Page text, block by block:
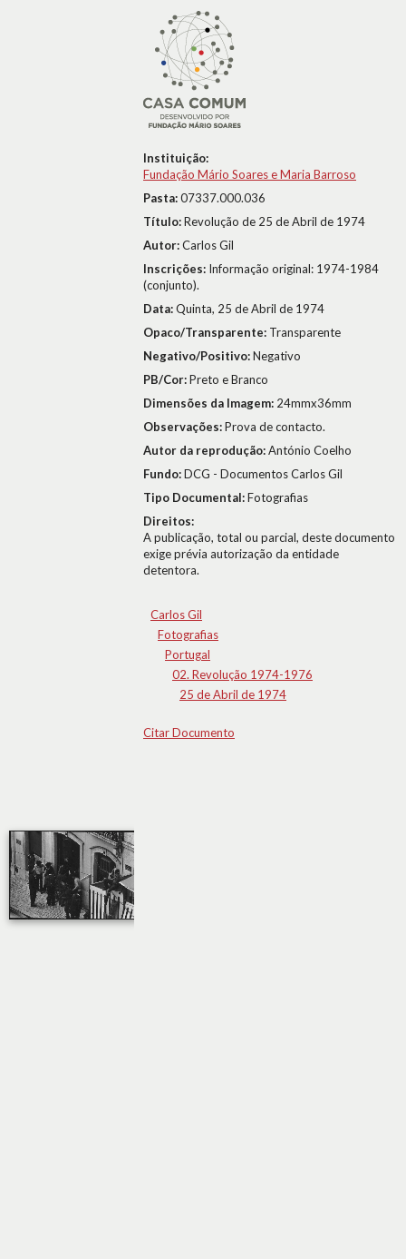
Instituição:
Fundação Mário Soares e Maria Barroso
Pasta:07337.000.036
Título:Revolução de 25 de Abril de 1974
Autor:Carlos Gil
Inscrições: Informação original: 1974-1984
(conjunto).
Data:Quinta, 25 de Abril de 1974
Opaco/Transparente: Transparente
Negativo/Positivo:Negativo
PB/Cor:Preto e Branco
Dimensões da Imagem: 24mmx36mm
Observações:Prova de contacto.
Autor da reprodução:António Coelho
Fundo:DCG - Documentos Carlos Gil
Tipo Documental:Fotografias
Direitos:
A publicação, total ou parcial, deste documento
exige prévia autorização da entidade
detentora.
Carlos Gil
Fotografias
Portugal
02. Revolução 1974-1976
25 de Abril de 1974
Citar Documento